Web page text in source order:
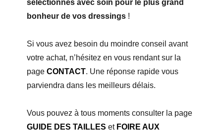
sélectionnés avec soin pour le plus grand
bonheur de vos dressings !
Si vous avez besoin du moindre conseil avant
votre achat, n’hésitez en vous rendant sur la
pageCONTACT. Une réponse rapide vous
parviendra dans les meilleurs délais.
Vous pouvez à tous moments consulter la page
GUIDE DES TAILLES et FOIRE AUX